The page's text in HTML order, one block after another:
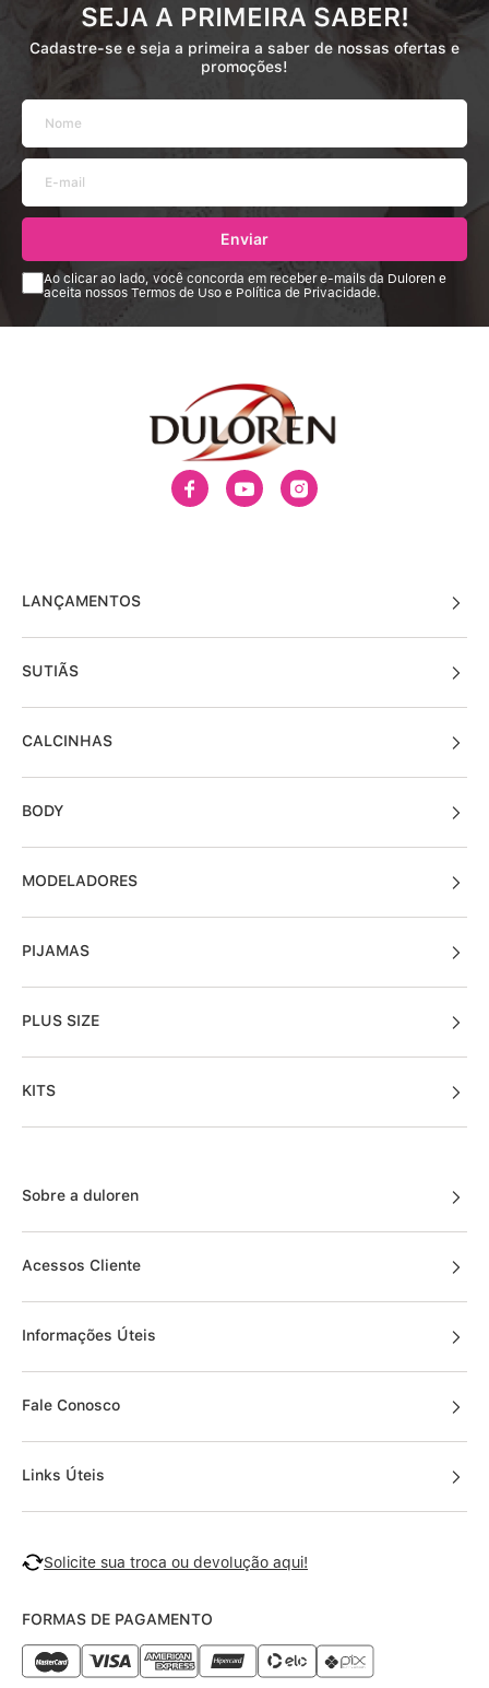
SEJA A PRIMEIRA SABER!
Cadastre-se e seja a primeira a saber de nossas ofertas e
promoções!
Enviar
Ao clicar ao lado, você concorda em receber e-mails da Duloren e
aceita nossos Termos de Uso e Política de Privacidade.
LANÇAMENTOS
SUTIÃS
CALCINHAS
BODY
MODELADORES
PIJAMAS
PLUS SIZE
KITS
Sobre a duloren
Acessos Cliente
Informações Úteis
Fale Conosco
Links Úteis
Solicite sua troca ou devolução aqui!
FORMAS DE PAGAMENTO